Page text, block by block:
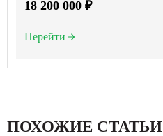
18 200 000 ₽
Перейти
ПОХОЖИЕ СТАТЬИ